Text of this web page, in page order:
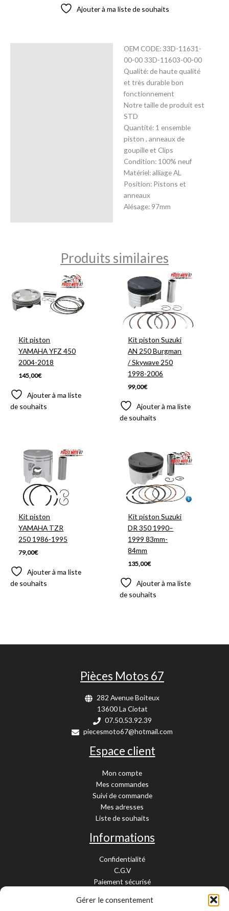
Gérer le consentement
Ajouter à ma liste de souhaits
OEM CODE: 33D-11631-
00-00 33D-11603-00-00
Qualité: de haute qualité
et très durable bon
fonctionnement
Notre taille de produit est
STD
Quantité: 1 ensemble
piston , anneaux de
goupille et Clips
Condition: 100% neuf
Matériel: alliage AL
Position: Pistons et
anneaux
Alésage: 97mm
Produits similaires
Kit piston
YAMAHA YFZ 450
2004-2018
145,00€
Ajouter à ma liste
de souhaits
Kit piston Suzuki
AN 250 Burgman
/ Skywave 250
1998-2006
99,00€
Ajouter à ma liste
de souhaits
Kit piston
YAMAHA TZR
250 1986-1995
79,00€
Ajouter à ma liste
de souhaits
Kit piston Suzuki
DR 350 1990–
1999 83mm-
84mm
135,00€
Ajouter à ma liste
de souhaits
Pièces Motos 67
282 Avenue Boiteux
13600 La Ciotat
07.50.53.92.39
piecesmoto67@hotmail.com
Espace client
Mon compte
Mes commandes
Suivi de commande
Mes adresses
Liste de souhaits
Informations
Confidentialité
C.G.V
Paiement sécurisé
Livraison et retour